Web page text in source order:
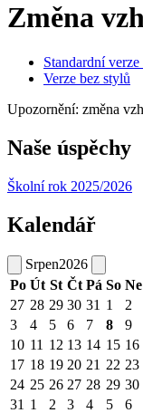
Změna
Standardní verze
Verze bez stylů
Upozornění: změna
Naše úspěchy
Školní rok 2025/2026
Kalendář
Srpen2026
Po Út St Čt Pá So Ne
27 28 29 30 31 1
2
3
4 5 6 7 8
9
10 11 12 13 14 15 16
17 18 19 20 21 22 23
24 25 26 27 28 29 30
31 1 2 3 4 5 6